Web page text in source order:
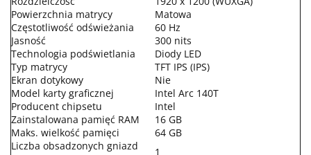
Powierzchnia matrycy
Matowa
Częstotliwość odświeżania
60 Hz
Jasność
300 nits
Technologia podświetlania
Diody LED
Typ matrycy
TFT IPS (IPS)
Ekran dotykowy
Nie
Model karty graficznej
Intel Arc 140T
Producent chipsetu
Intel
Zainstalowana pamięć RAM
16 GB
Maks. wielkość pamięci
64 GB
Liczba obsadzonych gniazd
1